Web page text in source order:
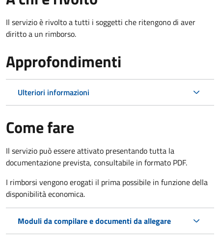
Il servizio è rivolto a tutti i soggetti che ritengono di aver
diritto a un rimborso.
Approfondimenti
Ulteriori informazioni
Come fare
Il servizio può essere attivato presentando tutta la
documentazione prevista, consultabile in formato PDF.
I rimborsi vengono erogati il prima possibile in funzione della
disponibilità economica.
Moduli da compilare e documenti da allegare